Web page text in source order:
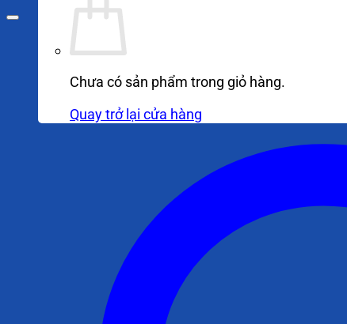
Chưa có sản phẩm trong giỏ hàng.
Quay trở lại cửa hàng